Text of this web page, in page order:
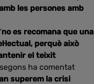
les persones amb
no es recomana que una
perquè això
el teixit
ha comentat
superem la crisi